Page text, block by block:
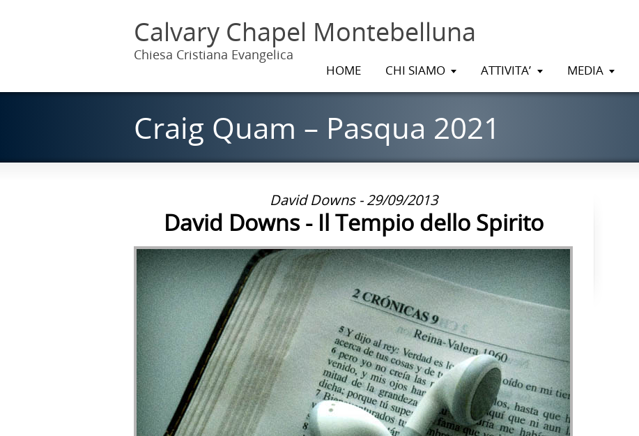
Calvary Chapel Montebelluna
Chiesa Cristiana Evangelica
HOME CHI SIAMO ATTIVITA’ MEDIA
Craig Quam – Pasqua 2021
David Downs - 29/09/2013
David Downs - Il Tempio dello Spirito